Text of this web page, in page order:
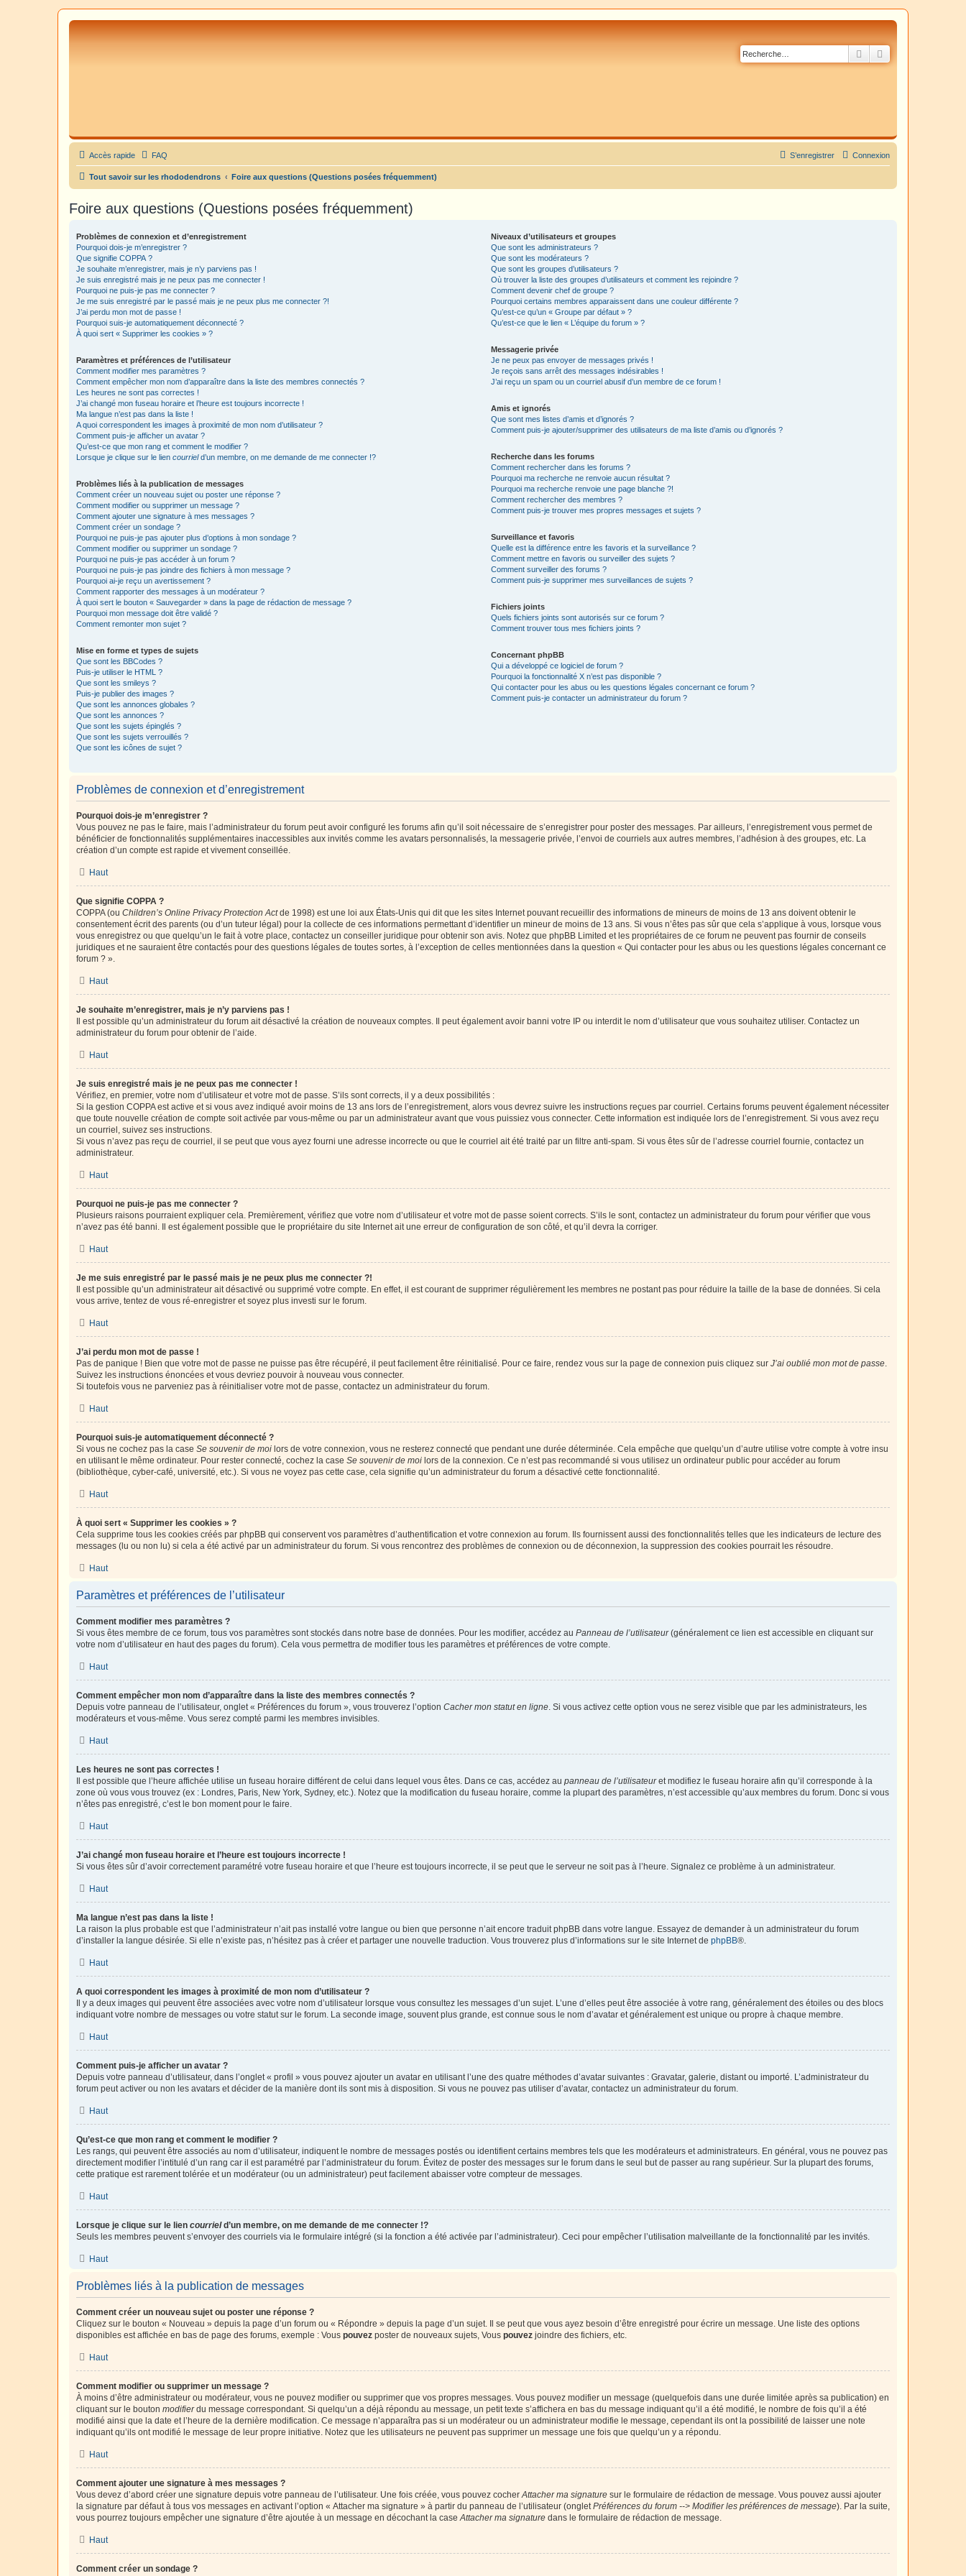
Rechercher
Accès rapide FAQ Connexion
S’enregistrer
Tout savoir sur les rhododendrons Foire aux questions (Questions posées fréquemment)
Foire aux questions (Questions posées fréquemment)
Problèmes de connexion et d’enregistrement
Pourquoi dois-je m’enregistrer ?
Que signifie COPPA ?
Je souhaite m’enregistrer, mais je n’y parviens pas !
Je suis enregistré mais je ne peux pas me connecter !
Pourquoi ne puis-je pas me connecter ?
Je me suis enregistré par le passé mais je ne peux plus me connecter ?!
J’ai perdu mon mot de passe !
Pourquoi suis-je automatiquement déconnecté ?
À quoi sert « Supprimer les cookies » ?
Paramètres et préférences de l’utilisateur
Comment modifier mes paramètres ?
Comment empêcher mon nom d’apparaître dans la liste des membres connectés ?
Les heures ne sont pas correctes !
J’ai changé mon fuseau horaire et l’heure est toujours incorrecte !
Ma langue n’est pas dans la liste !
A quoi correspondent les images à proximité de mon nom d’utilisateur ?
Comment puis-je afficher un avatar ?
Qu’est-ce que mon rang et comment le modifier ?
Lorsque je clique sur le lien courrield’un membre, on me demande de me connecter !?
Problèmes liés à la publication de messages
Comment créer un nouveau sujet ou poster une réponse ?
Comment modifier ou supprimer un message ?
Comment ajouter une signature à mes messages ?
Comment créer un sondage ?
Pourquoi ne puis-je pas ajouter plus d’options à mon sondage ?
Comment modifier ou supprimer un sondage ?
Pourquoi ne puis-je pas accéder à un forum ?
Pourquoi ne puis-je pas joindre des fichiers à mon message ?
Pourquoi ai-je reçu un avertissement ?
Comment rapporter des messages à un modérateur ?
À quoi sert le bouton « Sauvegarder » dans la page de rédaction de message ?
Pourquoi mon message doit être validé ?
Comment remonter mon sujet ?
Mise en forme et types de sujets
Que sont les BBCodes ?
Puis-je utiliser le HTML ?
Que sont les smileys ?
Puis-je publier des images ?
Que sont les annonces globales ?
Que sont les annonces ?
Que sont les sujets épinglés ?
Que sont les sujets verrouillés ?
Que sont les icônes de sujet ?
Niveaux d’utilisateurs et groupes
Que sont les administrateurs ?
Que sont les modérateurs ?
Que sont les groupes d’utilisateurs ?
Où trouver la liste des groupes d’utilisateurs et comment les rejoindre ?
Comment devenir chef de groupe ?
Pourquoi certains membres apparaissent dans une couleur différente ?
Qu’est-ce qu’un « Groupe par défaut » ?
Qu’est-ce que le lien « L’équipe du forum » ?
Messagerie privée
Je ne peux pas envoyer de messages privés !
Je reçois sans arrêt des messages indésirables !
J’ai reçu un spam ou un courriel abusif d’un membre de ce forum !
Amis et ignorés
Que sont mes listes d’amis et d’ignorés ?
Comment puis-je ajouter/supprimer des utilisateurs de ma liste d’amis ou d’ignorés ?
Recherche dans les forums
Comment rechercher dans les forums ?
Pourquoi ma recherche ne renvoie aucun résultat ?
Pourquoi ma recherche renvoie une page blanche ?!
Comment rechercher des membres ?
Comment puis-je trouver mes propres messages et sujets ?
Surveillance et favoris
Quelle est la différence entre les favoris et la surveillance ?
Comment mettre en favoris ou surveiller des sujets ?
Comment surveiller des forums ?
Comment puis-je supprimer mes surveillances de sujets ?
Fichiers joints
Quels fichiers joints sont autorisés sur ce forum ?
Comment trouver tous mes fichiers joints ?
Concernant phpBB
Qui a développé ce logiciel de forum ?
Pourquoi la fonctionnalité X n’est pas disponible ?
Qui contacter pour les abus ou les questions légales concernant ce forum ?
Comment puis-je contacter un administrateur du forum ?
Problèmes de connexion et d’enregistrement
Pourquoi dois-je m’enregistrer ?
Vous pouvez ne pas le faire, mais l’administrateur du forum peut avoir configuré les forums afin qu’il soit nécessaire de s’enregistrer pour poster des messages. Par ailleurs, l’enregistrement vous permet de
bénéficier de fonctionnalités supplémentaires inaccessibles aux invités comme les avatars personnalisés, la messagerie privée, l’envoi de courriels aux autres membres, l’adhésion à des groupes, etc. La
création d’un compte est rapide et vivement conseillée.
Haut
Que signifie COPPA ?
COPPA (ou Children’s Online Privacy Protection Actde 1998) est une loi aux États-Unis qui dit que les sites Internet pouvant recueillir des informations de mineurs de moins de 13 ans doivent obtenir le
consentement écrit des parents (ou d’un tuteur légal) pour la collecte de ces informations permettant d’identifier un mineur de moins de 13 ans. Si vous n’êtes pas sûr que cela s’applique à vous, lorsque vous
vous enregistrez ou que quelqu’un le fait à votre place, contactez un conseiller juridique pour obtenir son avis. Notez que phpBB Limited et les propriétaires de ce forum ne peuvent pas fournir de conseils
juridiques et ne sauraient être contactés pour des questions légales de toutes sortes, à l’exception de celles mentionnées dans la question « Qui contacter pour les abus ou les questions légales concernant ce
forum ? ».
Haut
Je souhaite m’enregistrer, mais je n’y parviens pas !
Il est possible qu’un administrateur du forum ait désactivé la création de nouveaux comptes. Il peut également avoir banni votre IP ou interdit le nom d’utilisateur que vous souhaitez utiliser. Contactez un
administrateur du forum pour obtenir de l’aide.
Haut
Je suis enregistré mais je ne peux pas me connecter !
Vérifiez, en premier, votre nom d’utilisateur et votre mot de passe. S’ils sont corrects, il y a deux possibilités :
Si la gestion COPPA est active et si vous avez indiqué avoir moins de 13 ans lors de l’enregistrement, alors vous devrez suivre les instructions reçues par courriel. Certains forums peuvent également nécessiter
que toute nouvelle création de compte soit activée par vous-même ou par un administrateur avant que vous puissiez vous connecter. Cette information est indiquée lors de l’enregistrement. Si vous avez reçu
un courriel, suivez ses instructions.
Si vous n’avez pas reçu de courriel, il se peut que vous ayez fourni une adresse incorrecte ou que le courriel ait été traité par un filtre anti-spam. Si vous êtes sûr de l’adresse courriel fournie, contactez un
administrateur.
Haut
Pourquoi ne puis-je pas me connecter ?
Plusieurs raisons pourraient expliquer cela. Premièrement, vérifiez que votre nom d’utilisateur et votre mot de passe soient corrects. S’ils le sont, contactez un administrateur du forum pour vérifier que vous
n’avez pas été banni. Il est également possible que le propriétaire du site Internet ait une erreur de configuration de son côté, et qu’il devra la corriger.
Haut
Je me suis enregistré par le passé mais je ne peux plus me connecter ?!
Il est possible qu’un administrateur ait désactivé ou supprimé votre compte. En effet, il est courant de supprimer régulièrement les membres ne postant pas pour réduire la taille de la base de données. Si cela
vous arrive, tentez de vous ré-enregistrer et soyez plus investi sur le forum.
Haut
J’ai perdu mon mot de passe !
Pas de panique ! Bien que votre mot de passe ne puisse pas être récupéré, il peut facilement être réinitialisé. Pour ce faire, rendez vous sur la page de connexion puis cliquez sur J’ai oublié mon mot de passe.
Suivez les instructions énoncées et vous devriez pouvoir à nouveau vous connecter.
Si toutefois vous ne parveniez pas à réinitialiser votre mot de passe, contactez un administrateur du forum.
Haut
Pourquoi suis-je automatiquement déconnecté ?
Si vous ne cochez pas la case Se souvenir de moi lors de votre connexion, vous ne resterez connecté que pendant une durée déterminée. Cela empêche que quelqu’un d’autre utilise votre compte à votre insu
en utilisant le même ordinateur. Pour rester connecté, cochez la case Se souvenir de moi lors de la connexion. Ce n’est pas recommandé si vous utilisez un ordinateur public pour accéder au forum
(bibliothèque, cyber-café, université, etc.). Si vous ne voyez pas cette case, cela signifie qu’un administrateur du forum a désactivé cette fonctionnalité.
Haut
À quoi sert « Supprimer les cookies » ?
Cela supprime tous les cookies créés par phpBB qui conservent vos paramètres d’authentification et votre connexion au forum. Ils fournissent aussi des fonctionnalités telles que les indicateurs de lecture des
messages (lu ou non lu) si cela a été activé par un administrateur du forum. Si vous rencontrez des problèmes de connexion ou de déconnexion, la suppression des cookies pourrait les résoudre.
Haut
Paramètres et préférences de l’utilisateur
Comment modifier mes paramètres ?
Si vous êtes membre de ce forum, tous vos paramètres sont stockés dans notre base de données. Pour les modifier, accédez au Panneau de l’utilisateur(généralement ce lien est accessible en cliquant sur
votre nom d’utilisateur en haut des pages du forum). Cela vous permettra de modifier tous les paramètres et préférences de votre compte.
Haut
Comment empêcher mon nom d’apparaître dans la liste des membres connectés ?
Depuis votre panneau de l’utilisateur, onglet « Préférences du forum », vous trouverez l’option Cacher mon statut en ligne. Si vous activez cette option vous ne serez visible que par les administrateurs, les
modérateurs et vous-même. Vous serez compté parmi les membres invisibles.
Haut
Les heures ne sont pas correctes !
Il est possible que l’heure affichée utilise un fuseau horaire différent de celui dans lequel vous êtes. Dans ce cas, accédez au panneau de l’utilisateuret modifiez le fuseau horaire afin qu’il corresponde à la
zone où vous vous trouvez (ex : Londres, Paris, New York, Sydney, etc.). Notez que la modification du fuseau horaire, comme la plupart des paramètres, n’est accessible qu’aux membres du forum. Donc si vous
n’êtes pas enregistré, c’est le bon moment pour le faire.
Haut
J’ai changé mon fuseau horaire et l’heure est toujours incorrecte !
Si vous êtes sûr d’avoir correctement paramétré votre fuseau horaire et que l’heure est toujours incorrecte, il se peut que le serveur ne soit pas à l’heure. Signalez ce problème à un administrateur.
Haut
Ma langue n’est pas dans la liste !
La raison la plus probable est que l’administrateur n’ait pas installé votre langue ou bien que personne n’ait encore traduit phpBB dans votre langue. Essayez de demander à un administrateur du forum
d’installer la langue désirée. Si elle n’existe pas, n’hésitez pas à créer et partager une nouvelle traduction. Vous trouverez plus d’informations sur le site Internet de phpBB®.
Haut
A quoi correspondent les images à proximité de mon nom d’utilisateur ?
Il y a deux images qui peuvent être associées avec votre nom d’utilisateur lorsque vous consultez les messages d’un sujet. L’une d’elles peut être associée à votre rang, généralement des étoiles ou des blocs
indiquant votre nombre de messages ou votre statut sur le forum. La seconde image, souvent plus grande, est connue sous le nom d’avatar et généralement est unique ou propre à chaque membre.
Haut
Comment puis-je afficher un avatar ?
Depuis votre panneau d’utilisateur, dans l’onglet « profil » vous pouvez ajouter un avatar en utilisant l’une des quatre méthodes d’avatar suivantes : Gravatar, galerie, distant ou importé. L’administrateur du
forum peut activer ou non les avatars et décider de la manière dont ils sont mis à disposition. Si vous ne pouvez pas utiliser d’avatar, contactez un administrateur du forum.
Haut
Qu’est-ce que mon rang et comment le modifier ?
Les rangs, qui peuvent être associés au nom d’utilisateur, indiquent le nombre de messages postés ou identifient certains membres tels que les modérateurs et administrateurs. En général, vous ne pouvez pas
directement modifier l’intitulé d’un rang car il est paramétré par l’administrateur du forum. Évitez de poster des messages sur le forum dans le seul but de passer au rang supérieur. Sur la plupart des forums,
cette pratique est rarement tolérée et un modérateur (ou un administrateur) peut facilement abaisser votre compteur de messages.
Haut
Lorsque je clique sur le lien courrield’un membre, on me demande de me connecter !?
Seuls les membres peuvent s’envoyer des courriels via le formulaire intégré (si la fonction a été activée par l’administrateur). Ceci pour empêcher l’utilisation malveillante de la fonctionnalité par les invités.
Haut
Problèmes liés à la publication de messages
Comment créer un nouveau sujet ou poster une réponse ?
Cliquez sur le bouton « Nouveau » depuis la page d’un forum ou « Répondre » depuis la page d’un sujet. Il se peut que vous ayez besoin d’être enregistré pour écrire un message. Une liste des options
disponibles est affichée en bas de page des forums, exemple : Vous pouvez poster de nouveaux sujets, Vous pouvez joindre des fichiers, etc.
Haut
Comment modifier ou supprimer un message ?
À moins d’être administrateur ou modérateur, vous ne pouvez modifier ou supprimer que vos propres messages. Vous pouvez modifier un message (quelquefois dans une durée limitée après sa publication) en
cliquant sur le bouton modifierdu message correspondant. Si quelqu’un a déjà répondu au message, un petit texte s’affichera en bas du message indiquant qu’il a été modifié, le nombre de fois qu’il a été
modifié ainsi que la date et l’heure de la dernière modification. Ce message n’apparaîtra pas si un modérateur ou un administrateur modifie le message, cependant ils ont la possibilité de laisser une note
indiquant qu’ils ont modifié le message de leur propre initiative. Notez que les utilisateurs ne peuvent pas supprimer un message une fois que quelqu’un y a répondu.
Haut
Comment ajouter une signature à mes messages ?
Vous devez d’abord créer une signature depuis votre panneau de l’utilisateur. Une fois créée, vous pouvez cocherAttacher ma signature sur le formulaire de rédaction de message. Vous pouvez aussi ajouter
la signature par défaut à tous vos messages en activant l’option « Attacher ma signature » à partir du panneau de l’utilisateur (ongletPréférences du forum --> Modifier les préférences de message). Par la suite,
vous pourrez toujours empêcher une signature d’être ajoutée à un message en décochant la caseAttacher ma signature dans le formulaire de rédaction de message.
Haut
Comment créer un sondage ?